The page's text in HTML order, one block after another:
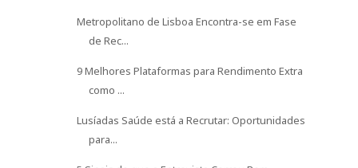
Metropolitano de Lisboa Encontra-se em Fase
de Rec...
9 Melhores Plataformas para Rendimento Extra
como ...
Lusíadas Saúde está a Recrutar: Oportunidades
para...